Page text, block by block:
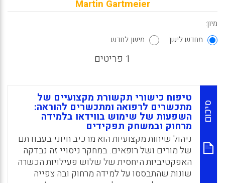
Martin Gartmeier
מיון:
מחדש לישן
מישן לחדש
1 פריטים
סיכום
טיפוח כישורי תקשורת מקצועיים של
מתכשרים לרפואה ומתכשרים להוראה:
השפעות של שימוש בווידאו בלמידה
מרחוק ובמשחק תפקידים
ניהול שיחות מקצועיות הוא מרכיב חיוני בעבודתם
של מורים ושל רופאים. במחקר ניסויי זה נבדקה
האפקטיביות היחסית של שלוש פעילויות הכשרה
שונות שהתבססו על למידה מרחוק ובה צפייה